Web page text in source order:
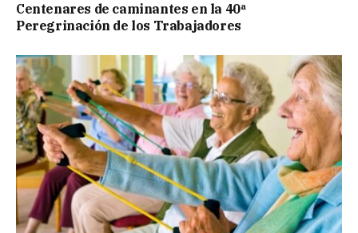
Centenares de caminantes en la 40ª
Peregrinación de los Trabajadores